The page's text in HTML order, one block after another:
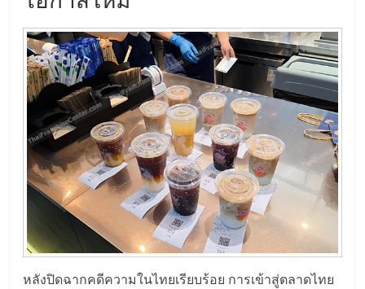
หลังปิดฉากคดีความในไทยเรียบร้อย การเข้าสู่ตลาดไทย